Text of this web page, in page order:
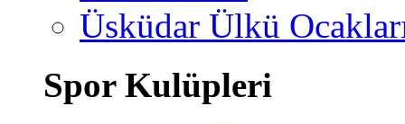
Üsküdar Ülkü
Spor Kulüpleri